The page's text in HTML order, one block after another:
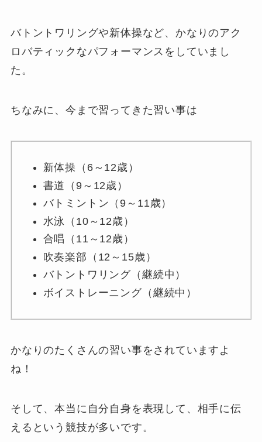
バトントワリングや新体操など、かなりのアク
ロバティックなパフォーマンスをしていまし
た。
ちなみに、今まで習ってきた習い事は
新体操（6～12歳）
書道（9～12歳）
バトミントン（9～11歳）
水泳（10～12歳）
合唱（11～12歳）
吹奏楽部（12～15歳）
バトントワリング（継続中）
ボイストレーニング（継続中）
かなりのたくさんの習い事をされていますよ
ね！
そして、本当に自分自身を表現して、相手に伝
えるという競技が多いです。